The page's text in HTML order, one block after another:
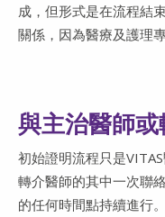
成，但形式是在流程結
關係，因為醫療及護理
與主治醫師
初始證明流程只是
轉介醫師的其中一次聯
的任何時間點持續進行